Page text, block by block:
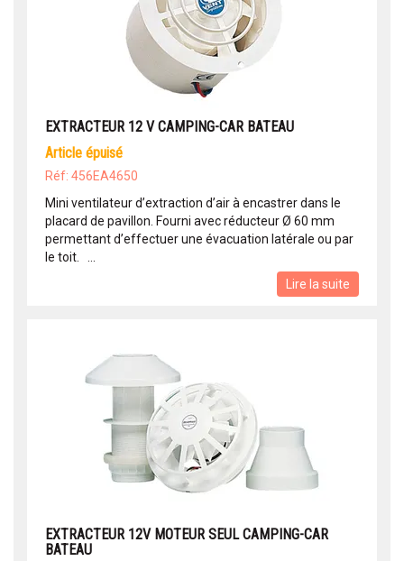
EXTRACTEUR 12 V CAMPING-CAR BATEAU
article épuisé
Réf: 456EA4650
Mini ventilateur d’extraction d’air à encastrer dans le
placard de pavillon. Fourni avec réducteur Ø 60 mm
permettant d’effectuer une évacuation latérale ou par
le toit. ...
Lire la suite
EXTRACTEUR 12V MOTEUR SEUL CAMPING-CAR
BATEAU